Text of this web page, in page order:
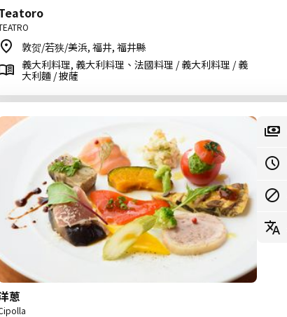
敦贺/若狭/美浜, 福井, 福井縣
義大利料理, 義大利料理、法國料理 / 義大利料理 / 義
大利麵 / 披薩
蔥